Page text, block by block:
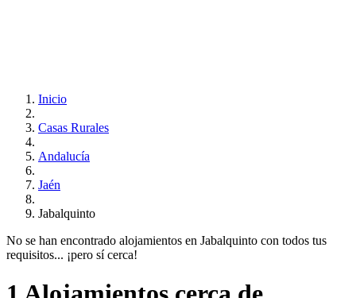
Inicio
Casas Rurales
Andalucía
Jaén
Jabalquinto
No se han encontrado alojamientos en Jabalquinto con todos tus
requisitos... ¡pero sí cerca!